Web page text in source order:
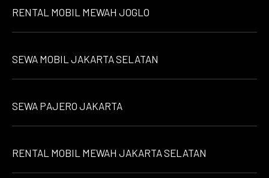
RENTAL MOBIL MEWAH JOGLO
SEWA MOBIL JAKARTA SELATAN
SEWA PAJERO JAKARTA
RENTAL MOBIL MEWAH JAKARTA SELATAN